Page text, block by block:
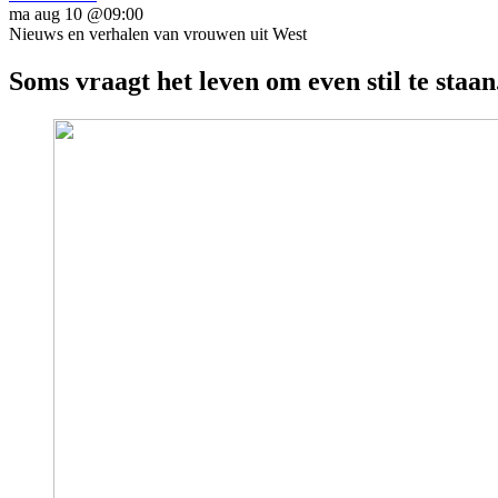
ma aug 10 @09:00
Nieuws en verhalen van vrouwen uit West
Soms vraagt het leven om even stil te